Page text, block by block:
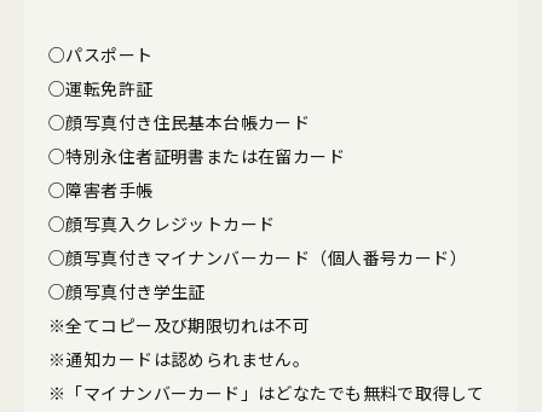
○パスポート
○運転免許証
○顔写真付き住民基本台帳カード
○特別永住者証明書または在留カード
○障害者手帳
○顔写真入クレジットカード
○顔写真付きマイナンバーカード（個人番号カード）
○顔写真付き学生証
※全てコピー及び期限切れは不可
※通知カードは認められません。
※「マイナンバーカード」はどなたでも無料で取得して